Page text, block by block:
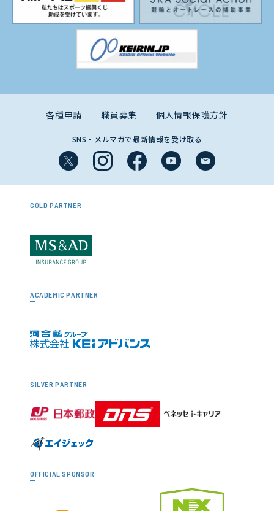
各種申請 職員募集 個人情報保護方針
SNS・メルマガで最新情報を受け取る
GOLD PARTNER
ACADEMIC PARTNER
SILVER PARTNER
OFFICIAL SPONSOR